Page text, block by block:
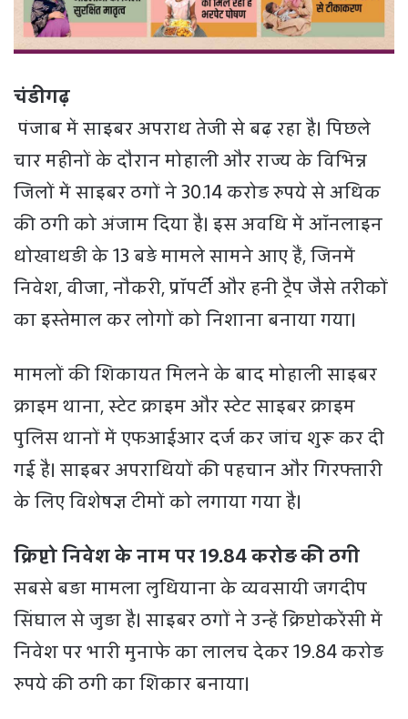
चंडीगढ़
पंजाब में साइबर अपराध तेजी से बढ़ रहा है। पिछले
चार महीनों के दौरान मोहाली और राज्य के विभिन्न
जिलों में साइबर ठगों ने 30.14 करोड़ रुपये से अधिक
की ठगी को अंजाम दिया है। इस अवधि में ऑनलाइन
धोखाधड़ी के 13 बड़े मामले सामने आए हैं, जिनमें
निवेश, वीजा, नौकरी, प्रॉपर्टी और हनी ट्रैप जैसे तरीकों
का इस्तेमाल कर लोगों को निशाना बनाया गया।
मामलों की शिकायत मिलने के बाद मोहाली साइबर
क्राइम थाना, स्टेट क्राइम और स्टेट साइबर क्राइम
पुलिस थानों में एफआईआर दर्ज कर जांच शुरू कर दी
गई है। साइबर अपराधियों की पहचान और गिरफ्तारी
के लिए विशेषज्ञ टीमों को लगाया गया है।
क्रिप्टो निवेश के नाम पर 19.84 करोड़ की ठगी
सबसे बड़ा मामला लुधियाना के व्यवसायी जगदीप
सिंघाल से जुड़ा है। साइबर ठगों ने उन्हें क्रिप्टोकरेंसी में
निवेश पर भारी मुनाफे का लालच देकर 19.84 करोड़
रुपये की ठगी का शिकार बनाया।